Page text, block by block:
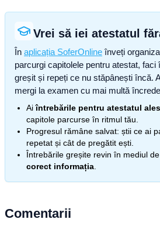
Vrei să iei atestatul
În aplicația SoferOnline înveți
parcurgi capitolele pentru atestat, faci
greșit și repeți ce nu stăpânești încă.
mergi la examen cu mai multă
Aiîntrebările pentru atestatul ales
capitole parcurse în ritmul tău.
Progresul rămâne salvat: știi ce ai
repetat și cât de pregătit ești.
Întrebările greșite revin în mediul
corect informația
Comentarii